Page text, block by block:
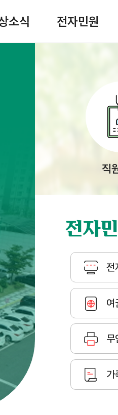
검색창 열기
소식 전자민원
직
전자
전
여
무
가